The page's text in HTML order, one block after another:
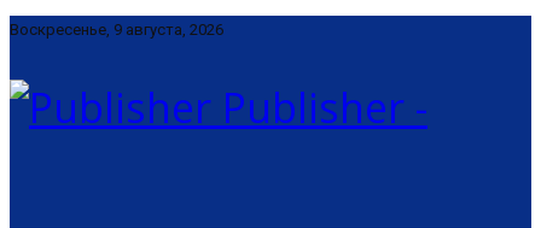
Воскресенье, 9 августа, 2026
Publisher -